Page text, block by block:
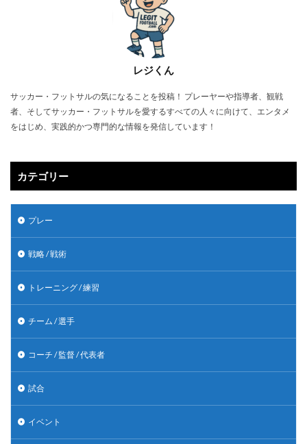
レジくん
サッカー・フットサルの気になることを投稿！ プレーヤーや指導者、観戦
者、そしてサッカー・フットサルを愛するすべての人々に向けて、エンタメ
をはじめ、実践的かつ専門的な情報を発信しています！
カテゴリー
プレー
戦略 / 戦術
トレーニング / 練習
チーム / 選手
コーチ / 監督 / 代表者
試合
イベント